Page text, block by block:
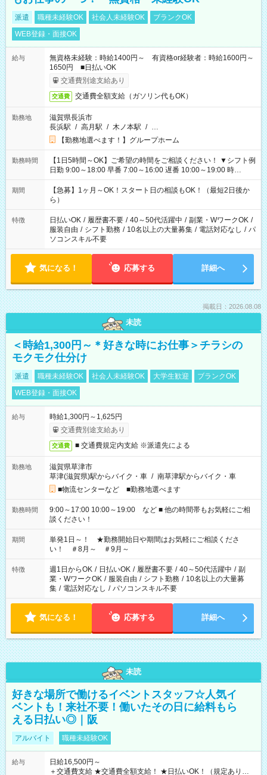
派遣 職種未経験OK 社会人未経験OK
ブランクOK
WEB登録・面接OK
給与
無資格未経験：時給1400円～ 有資格or経験者：時給1600円～
1650円 ■日払いOK
交通費別途支給あり
交通費 交通費全額支給（ガソリン代もOK）
勤務地
滋賀県長浜市
長浜駅 / 高月駅 / 木ノ本駅 / …
【勤務地選べます！】グループホーム
勤務時間
【1日5時間～OK】ご希望の時間をご相談ください！ ▼シフト例
日勤 9:00～18:00 早番 7:00～16:00 遅番 10:00～19:00 時
短 10:00～15:00 上記はあくまで一例です。 「夕方までには帰
宅しておきたい」 「朝はゆっくりのスタートがいい」 「お昼の
時間を有効に使いたい」 など、ご希望があれば教えてください
ね。
期間
【急募】1ヶ月～OK！スタート日の相談もOK！（最短2日後か
ら）
特徴 日払いOK / 履歴書不要 / 40～50代活躍中 / 副業・WワークOK /
服装自由 / シフト勤務 / 10名以上の大量募集 / 電話対応なし / パ
ソコンスキル不要
気になる！ 応募する 詳細へ
掲載日：2026.08.08
未読
＜時給1,300円～＊好きな時にお仕事＞チラシの
モクモク仕分け
派遣 職種未経験OK 社会人未経験OK 大学生歓迎
ブランクOK
WEB登録・面接OK
給与
時給1,300円～1,625円
交通費別途支給あり
交通費 ■ 交通費規定内支給 ※派遣先による
勤務地
滋賀県草津市
草津(滋賀県)駅からバイク・車 / 南草津駅からバイク・車
■物流センターなど ■勤務地選べます
勤務時間
9:00～17:00 10:00～19:00 など ■ 他の時間帯もお気軽にご相
談ください！
期間
単発1日～！ ★勤務開始日や期間はお気軽にご相談くださ
い！ ＃8月～ ＃9月～
特徴 週1日からOK / 日払いOK / 履歴書不要 / 40～50代活躍中 / 副
業・WワークOK / 服装自由 / シフト勤務 / 10名以上の大量募
集 / 電話対応なし / パソコンスキル不要
気になる！ 応募する 詳細へ
未読
好きな場所で働けるイベントスタッフ☆人気イ
ベントも！来社不要！働いたその日に給料もら
える日払い◎｜阪
アルバイト 職種未経験OK
給与
日給16,500円～
＋交通費支給 ★交通費全額支給！ ★日払いOK！（規定あり） ┗